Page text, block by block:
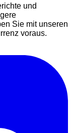
und
Sie mit unseren
voraus.